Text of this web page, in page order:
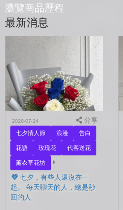
瀏覽商品歷程
最新消息
2026-07-24 分享
七夕情人節 浪漫
告白
花語
玫瑰花
代客送花
薰衣草花坊
💜 七夕，有些人還沒在一
起。 每天聊天的人，總是秒
回的人